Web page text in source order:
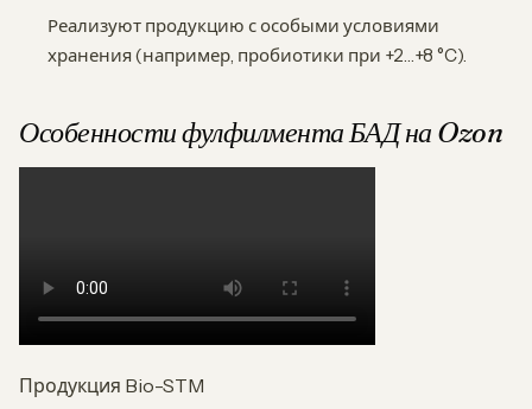
Реализуют продукцию с особыми условиями
хранения (например, пробиотики при +2…+8 °C).
Особенности фулфилмента БАД на Ozon
Продукция Bio-STM